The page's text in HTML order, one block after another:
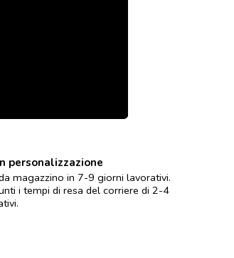
personalizzazione
magazzino in 7-9 giorni lavorativi.
i tempi di resa del corriere di 2-4